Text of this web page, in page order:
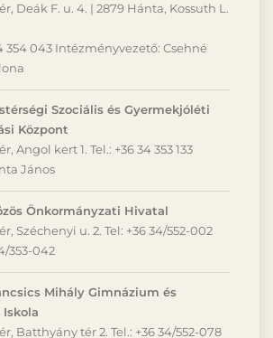
Deák F. u. 4. | 2879 Hánta, Kossuth L.
354 043 Intézményvezető: Csehné
Szociális és Gyermekjóléti
Központ
Angol kert 1. Tel.: +36 34 353 133
János
Önkormányzati Hivatal
Széchenyi u. 2. Tel: +36 34/552-002
353-042
Mihály Gimnázium és
Batthyány tér 2. Tel.: +36 34/552-078